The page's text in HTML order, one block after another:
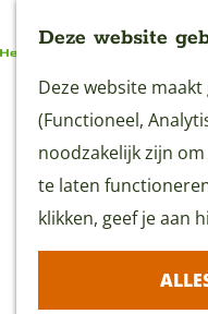
Deze website
Deze website
(Functioneel,
noodzakelijk zijn
te laten
klikken, geef je aan
Café De
3421 AC